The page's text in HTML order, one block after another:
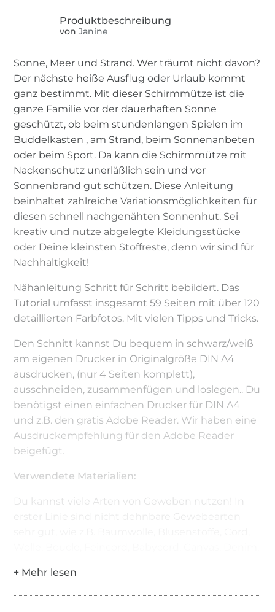
von Janine
Sonne, Meer und Strand. Wer träumt nicht davon?
Der nächste heiße Ausflug oder Urlaub kommt
ganz bestimmt. Mit dieser Schirmmütze ist die
ganze Familie vor der dauerhaften Sonne
geschützt, ob beim stundenlangen Spielen im
Buddelkasten , am Strand, beim Sonnenanbeten
oder beim Sport. Da kann die Schirmmütze mit
Nackenschutz unerläßlich sein und vor
Sonnenbrand gut schützen. Diese Anleitung
beinhaltet zahlreiche Variationsmöglichkeiten für
diesen schnell nachgenähten Sonnenhut. Sei
kreativ und nutze abgelegte Kleidungsstücke
oder Deine kleinsten Stoffreste, denn wir sind für
Nachhaltigkeit!
Nähanleitung Schritt für Schritt bebildert. Das
Tutorial umfasst insgesamt 59 Seiten mit über 120
detaillierten Farbfotos. Mit vielen Tipps und Tricks.
Den Schnitt kannst Du bequem in schwarz/weiß
am eigenen Drucker in Originalgröße DIN A4
ausdrucken, (nur 4 Seiten komplett),
ausschneiden, zusammenfügen und loslegen.. Du
benötigst einen einfachen Drucker für DIN A4
und z.B. den gratis Adobe Reader. Wir haben eine
Ausdruckempfehlung für den Adobe Reader
beigefügt.
Verwendete Materialien:
Du kannst viele Arten von Geweben nutzen! In
gerne stretchig sein! Mit etwas Näherfahrung und
Fingergeschick können auch dehnbare